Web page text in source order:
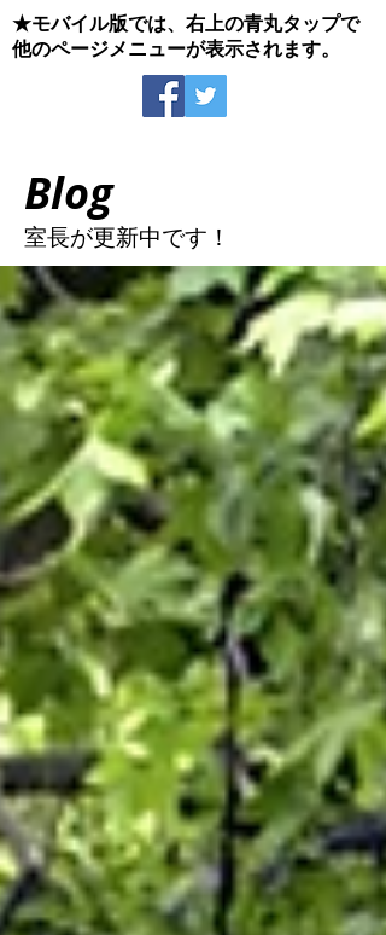
★モバイル版では、右上の青丸タップで
他のページメニューが表示されます。
Blog
室長が更新中です！